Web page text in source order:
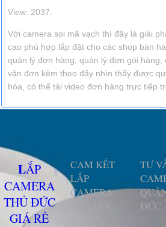
View: 2037.
Với camera soi mã vạch thì đây là giải
cao phù hợp lắp đặt cho các shop bán
quản lý đơn hàng, quản lý đơn gói hàng,
vận đơn kèm theo đấy nhìn thấy được
hóa, có thể tải video đơn hàng trực tiếp
LẮP
CAMERA
THỦ ĐỨC
GIÁ RẺ
CAM KẾT
LẮP
CAMERA
TƯ
ĐỨC